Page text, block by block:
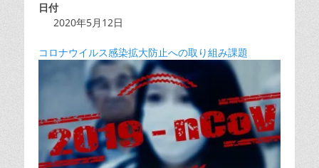
日付
2020年5月12日
コロナウイルス感染拡大防止への取り組み課題